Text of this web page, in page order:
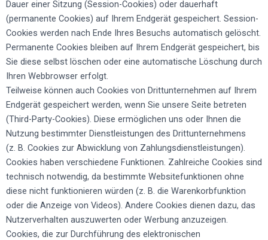
Dauer einer Sitzung (Session-Cookies) oder dauerhaft
(permanente Cookies) auf Ihrem Endgerät gespeichert. Session-
Cookies werden nach Ende Ihres Besuchs automatisch gelöscht.
Permanente Cookies bleiben auf Ihrem Endgerät gespeichert, bis
Sie diese selbst löschen oder eine automatische Löschung durch
Ihren Webbrowser erfolgt.
Teilweise können auch Cookies von Drittunternehmen auf Ihrem
Endgerät gespeichert werden, wenn Sie unsere Seite betreten
(Third-Party-Cookies). Diese ermöglichen uns oder Ihnen die
Nutzung bestimmter Dienstleistungen des Drittunternehmens
(z. B. Cookies zur Abwicklung von Zahlungsdienstleistungen).
Cookies haben verschiedene Funktionen. Zahlreiche Cookies sind
technisch notwendig, da bestimmte Websitefunktionen ohne
diese nicht funktionieren würden (z. B. die Warenkorbfunktion
oder die Anzeige von Videos). Andere Cookies dienen dazu, das
Nutzerverhalten auszuwerten oder Werbung anzuzeigen.
Cookies, die zur Durchführung des elektronischen